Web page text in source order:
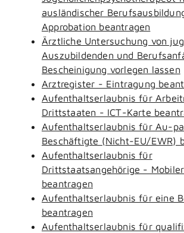
ausländischer
Approbation beantragen
Ärztliche Untersuchung von
Auszubildenden und
Bescheinigung vorlegen lassen
Arztregister - Eintragung
Aufenthaltserlaubnis für
Drittstaaten - ICT-Karte
Aufenthaltserlaubnis für Au-
Beschäftigte (Nicht-EU/EWR)
Aufenthaltserlaubnis für
Drittstaatsangehörige -
beantragen
Aufenthaltserlaubnis für eine
beantragen
Aufenthaltserlaubnis für